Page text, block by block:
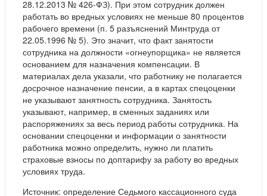
28.12.2013 № 426-ФЗ). При этом сотрудник должен
работать во вредных условиях не меньше 80 процентов
рабочего времени (п. 5 разъяснений Минтруда от
22.05.1996 № 5). Это значит, что факт занятости
сотрудника на должности «огнеупорщика» не является
основанием для назначения компенсации. В
материалах дела указали, что работнику не полагается
досрочное назначение пенсии, а в картах спецоценки
не указывают занятность сотрудника. Занятость
указывают, например, в сменных заданиях или
распоряжениях за весь период работы сотрудника. На
основании спецоценки и информации о занятности
работника можно определить, нужно ли платить
страховые взносы по доптарифу за работу во вредных
условиях труда.
Источник: определение Седьмого кассационного суда